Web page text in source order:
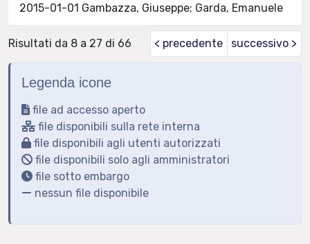
2015-01-01 Gambazza, Giuseppe; Garda, Emanuele
Risultati da 8 a 27 di 66 < precedente successivo >
Legenda icone
file ad accesso aperto
file disponibili sulla rete interna
file disponibili agli utenti autorizzati
file disponibili solo agli amministratori
file sotto embargo
nessun file disponibile